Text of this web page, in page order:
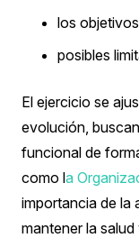
los objetivos
posibles
El ejercicio se
evolución,
funcional de
como la
importancia de la
mantener la